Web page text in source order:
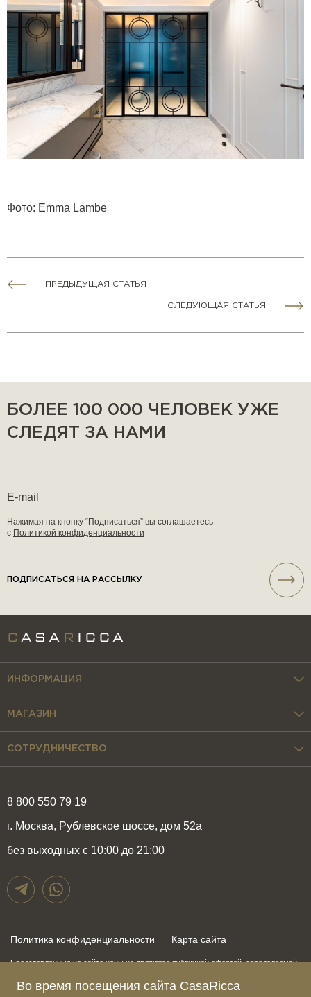
Фото: Emma Lambe
ПРЕДЫДУЩАЯ СТАТЬЯ
СЛЕДУЮЩАЯ СТАТЬЯ
Во время посещения сайта CasaRicca
БОЛЕЕ 100 000 ЧЕЛОВЕК УЖЕ
СЛЕДЯТ ЗА НАМИ
Нажимая на кнопку “Подписаться” вы соглашаетесь
с Политикой конфиденциальности
ПОДПИСАТЬСЯ НА РАССЫЛКУ
8 800 550 79 19
г. Москва, Рублевское шоссе, дом 52а
без выходных с 10:00 до 21:00
ИНФОРМАЦИЯ
МАГАЗИН
СОТРУДНИЧЕСТВО
Политика конфиденциальности Карта сайта
Представленные на сайте цены не являются публичной офертой, определяемой
быть изменены в любое время без предупреждения. Для получения актуальной и
подробной информации о стоимости, сроках и условиях поставки просьба